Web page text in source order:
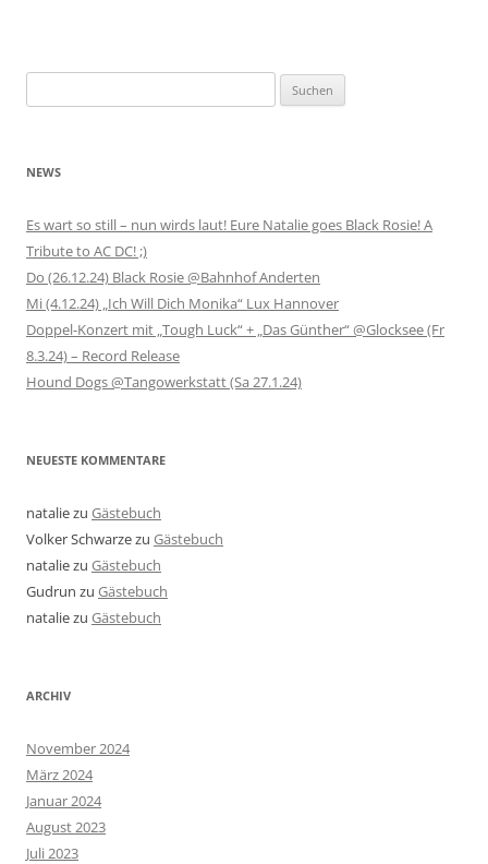
nach:
NEWS
Es wart so still – nun wirds laut! Eure Natalie goes Black Rosie! A
Tribute to AC DC! ;)
Do (26.12.24) Black Rosie @Bahnhof Anderten
Mi (4.12.24) „Ich Will Dich Monika“ Lux Hannover
Doppel-Konzert mit „Tough Luck“ + „Das Günther“ @Glocksee (Fr
8.3.24) – Record Release
Hound Dogs @Tangowerkstatt (Sa 27.1.24)
NEUESTE KOMMENTARE
nataliezu Gästebuch
Volker Schwarzezu Gästebuch
nataliezu Gästebuch
Gudrun zu Gästebuch
nataliezu Gästebuch
ARCHIV
November 2024
März 2024
Januar 2024
August 2023
Juli 2023